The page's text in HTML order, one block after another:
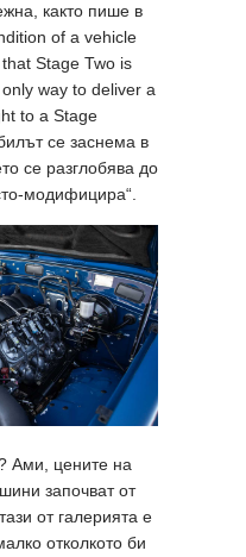
както пише в
of a vehicle
Stage Two is
way to deliver a
to a Stage
се заснема в
се разглобява до
модифицира“.
Ами, цените на
започват от
от галерията е
отколкото би